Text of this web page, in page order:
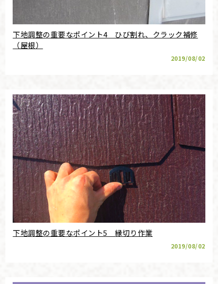
下地調整の重要なポイント4 ひび割れ、クラック補修
（屋根）
2019/08/02
下地調整の重要なポイント5 縁切り作業
2019/08/02